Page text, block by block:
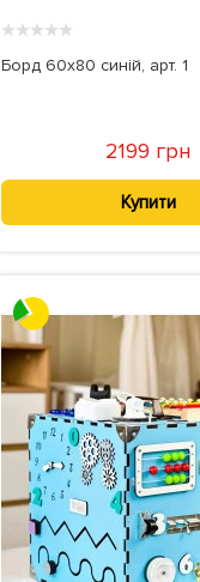
★★★★★
Борд 60x80 синій, арт. 1
2199 грн
Купити